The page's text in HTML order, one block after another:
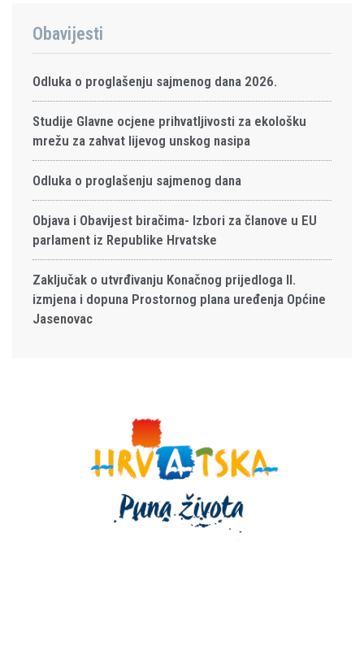
Obavijesti
Odluka o proglašenju sajmenog dana 2026.
Studije Glavne ocjene prihvatljivosti za ekološku
mrežu za zahvat lijevog unskog nasipa
Odluka o proglašenju sajmenog dana
Objava i Obavijest biračima- Izbori za članove u EU
parlament iz Republike Hrvatske
Zaključak o utvrđivanju Konačnog prijedloga II.
izmjena i dopuna Prostornog plana uređenja Općine
Jasenovac